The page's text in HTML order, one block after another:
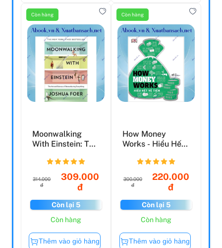
Còn hàng
Moonwalking
With Einstein: The
Of ...
314.000
đ
309.000
đ
Còn lại 5
Còn hàng
Thêm vào giỏ hàng
Còn hàng
How Money
Works - Hiểu Hết
300.000
đ
220.000
đ
Còn lại 5
Còn hàng
Thêm vào giỏ hàng